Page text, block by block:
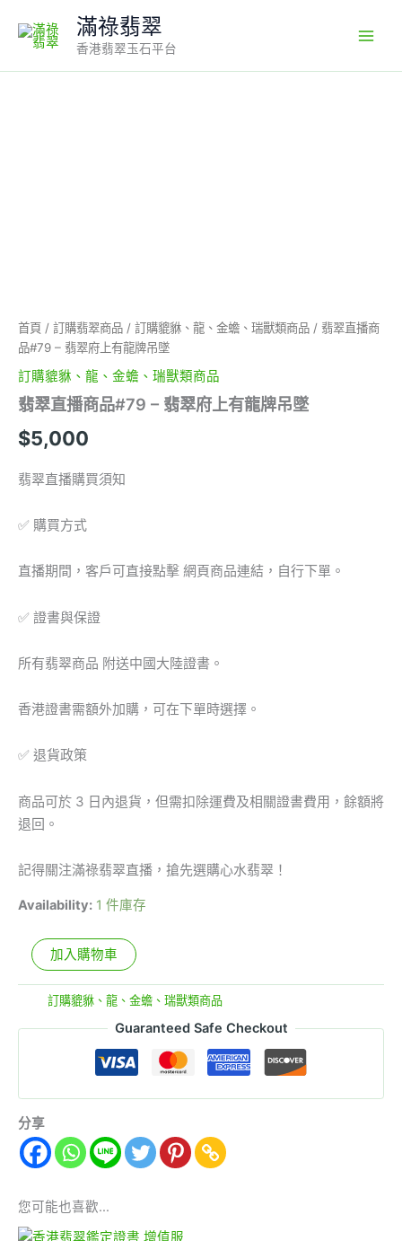
content
滿祿翡翠
香港翡翠玉石平台
首頁 / 訂購翡翠商品 / 訂購貔貅、龍、金蟾、瑞獸類商品 / 翡翠直播商
品#79 – 翡翠府上有龍牌吊墜
訂購貔貅、龍、金蟾、瑞獸類商品
翡翠直播商品#79 – 翡翠府上有龍牌吊墜
$5,000
翡翠直播購買須知
✅ 購買方式
直播期間，客戶可直接點擊 網頁商品連結，自行下單。
✅ 證書與保證
所有翡翠商品 附送中國大陸證書。
香港證書需額外加購，可在下單時選擇。
✅ 退貨政策
商品可於 3 日內退貨，但需扣除運費及相關證書費用，餘額將
退回。
記得關注滿祿翡翠直播，搶先選購心水翡翠！
Availability: 1 件庫存
有
龍
牌
吊
墜
數
量
加入購物車
訂購貔貅、龍、金蟾、瑞獸類商品
Guaranteed Safe Checkout
分享
您可能也喜歡…